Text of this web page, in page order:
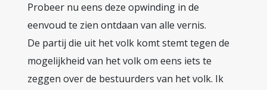
Probeer nu eens deze opwinding in de
eenvoud te zien ontdaan van alle vernis.
De partij die uit het volk komt stemt tegen de
mogelijkheid van het volk om eens iets te
zeggen over de bestuurders van het volk. Ik